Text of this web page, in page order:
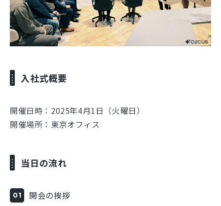
入社式概要
開催日時：2025年4月1日（火曜日）
開催場所：東京オフィス
当日の流れ
開会の挨拶